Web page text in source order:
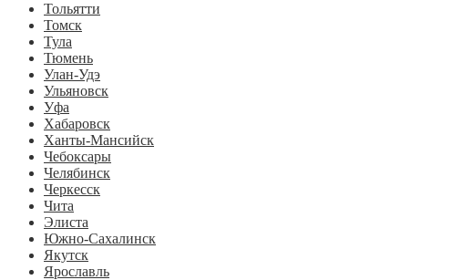
Тольятти
Томск
Тула
Тюмень
Улан-Удэ
Ульяновск
Уфа
Хабаровск
Ханты-Мансийск
Чебоксары
Челябинск
Черкесск
Чита
Элиста
Южно-Сахалинск
Якутск
Ярославль